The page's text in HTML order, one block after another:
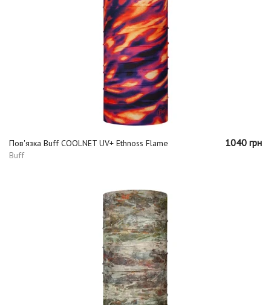
Пов'язка Buff COOLNET UV+ Ethnoss Flame
Buff
1040 грн